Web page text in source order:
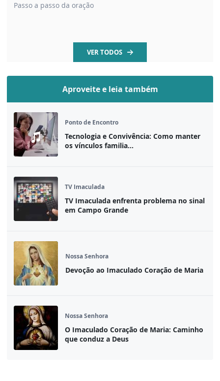
Passo a passo da oração
VER TODOS
Aproveite e leia também
Ponto de Encontro
Tecnologia e Convivência: Como manter
os vínculos familia...
TV Imaculada
TV Imaculada enfrenta problema no sinal
em Campo Grande
Nossa Senhora
Devoção ao Imaculado Coração de Maria
Nossa Senhora
O Imaculado Coração de Maria: Caminho
que conduz a Deus